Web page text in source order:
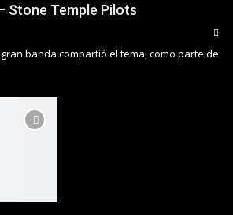
Stone Temple Pilots
banda compartió el tema, como parte de